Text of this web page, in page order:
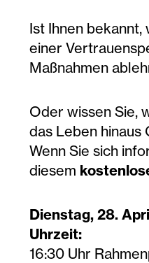
Ist Ihnen
einer
Maßnahmen
Oder wissen Sie,
das Leben hinaus
Wenn Sie sich
diesem
Dienstag, 28.
Uhrzeit:
16:30 Uhr